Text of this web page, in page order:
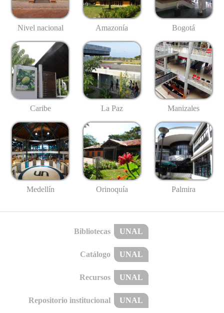
Nivel nacional Amazonía Bogotá
Caribe La Paz Manizales
Medellín Orinoquía Palmira
Bibliotecas UNAL
Catálogo UNAL
Recursos UNAL
Repositorio institucional UNAL